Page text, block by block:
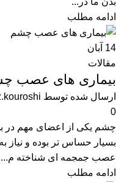
ادامه مطلب
14 آبان
مقالات
بیماری های عصب
ارسال شده توسط
0
چشم یکی از اعضای مهم در
بسیار حساس تر بوده و
عصب جمجمه ای شناخته م...
ادامه مطلب